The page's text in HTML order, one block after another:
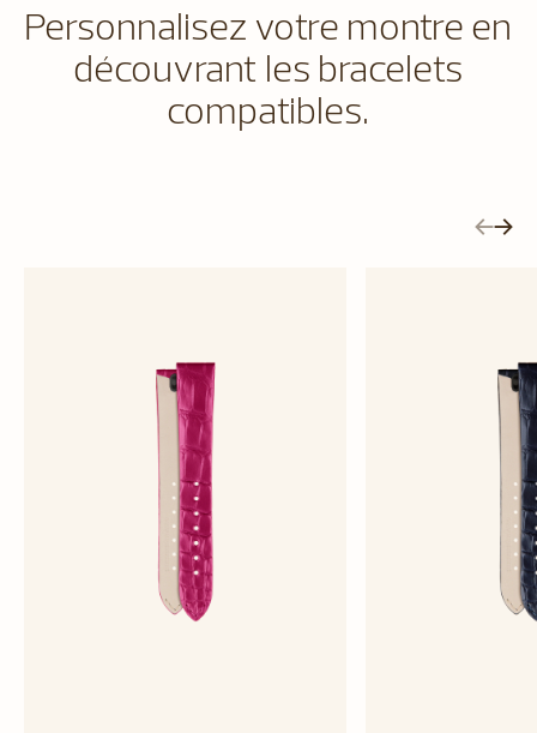
Personnalisez votre montre en
découvrant les bracelets
compatibles.